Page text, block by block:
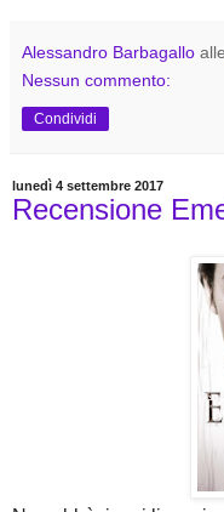
Alessandro Barbagallo alle
Nessun commento:
Condividi
lunedì 4 settembre 2017
Recensione